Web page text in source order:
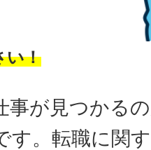
い！
事が見つかる
す。転職に関